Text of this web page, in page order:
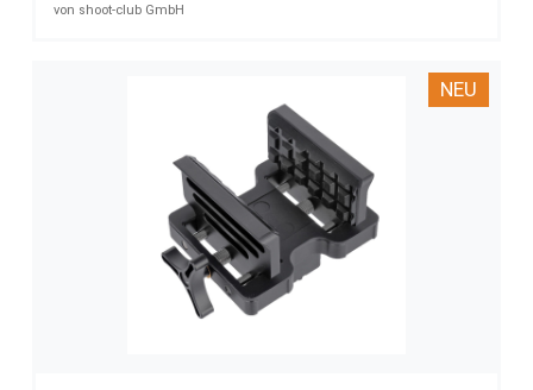
von shoot-club GmbH
NEU